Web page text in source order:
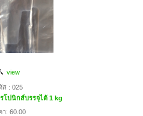
view
ส : 025
โปนิกส์บรรจุได้ 1 kg
า: 60.00